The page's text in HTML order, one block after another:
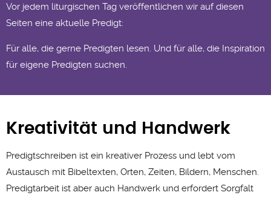
Vor jedem liturgischen Tag veröffentlichen wir auf diesen
Seiten eine aktuelle Predigt:
Für alle, die gerne Predigten lesen. Und für alle, die Inspiration
für eigene Predigten suchen.
Kreativität und Handwerk
Predigtschreiben ist ein kreativer Prozess und lebt vom
Austausch mit Bibeltexten, Orten, Zeiten, Bildern, Menschen.
Predigtarbeit ist aber auch Handwerk und erfordert Sorgfalt